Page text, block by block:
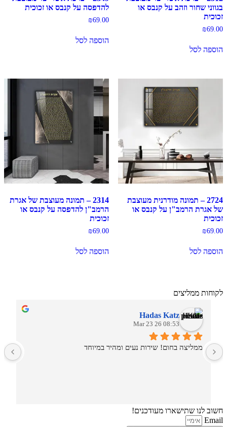
בגווני שחור וזהב על קנבס או
זכוכית
₪69.00
הוספה לסל
להדפסה על קנבס או זכוכית
₪69.00
הוספה לסל
2724 – תמונה מודרנית מעוצבת
של אגרת הרמב"ן על קנבס או
זכוכית
₪69.00
הוספה לסל
2314 – תמונה מעוצבת של אגרת
הרמב"ן להדפסה על קנבס או
זכוכית
₪69.00
הוספה לסל
לקוחות ממליצים
Hadas Katz
08:53 26 Mar 23
ממליצה בחום! שירות נעים ומהיר במיוחד
חשוב לנו שתישארו מעודכנים!
Email